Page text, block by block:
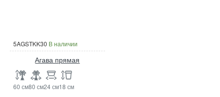
5AGSTKK30 В наличии
Агава прямая
60 см80 см24 см18 см